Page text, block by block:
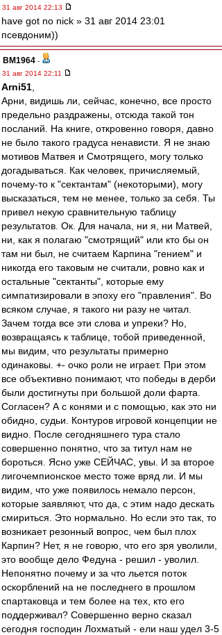
31 авг 2014 22:13
have got no nick » 31 авг 2014 23:01
псевдоним))
BM1964 -
31 авг 2014 22:11
Arni51
Арни, видишь ли, сейчас, конечно, все просто
предельно раздражены, отсюда такой тон
посланий. На книге, откровенно говоря, давно
не было такого градуса ненависти. Я не знаю
мотивов Матвея и Смотрящего, могу только
догадываться. Как человек, причисляемый,
почему-то к "сектантам" (некоторыми), могу
высказаться, тем не менее, только за себя. Ты
привел некую сравнительную таблицу
результатов. Ок. Для начала, ни я, ни Матвей,
ни, как я полагаю "смотрящий" или кто бы он
там ни был, не считаем Карпина "гением" и
никогда его таковым не считали, ровно как и
остальные "сектанты", которые ему
симпатизировали в эпоху его "правления". Во
всяком случае, я такого ни разу не читал.
Зачем тогда все эти слова и упреки? Но,
возвращаясь к таблице, тобой приведенной,
мы видим, что результаты примерно
одинаковы. +- очко роли не играет. При этом
все объективно понимают, что победы в дерби
были достигнуты при большой доли фарта.
Согласен? А с конями и с помощью, как это ни
обидно, судьи. Контуров игровой концепции не
видно. После сегодняшнего тура стало
совершенно понятно, что за титул нам не
бороться. Ясно уже СЕЙЧАС, увы. И за второе
лигочемпионское место тоже вряд ли. И мы
видим, что уже появилось немало персон,
которые заявляют, что да, с этим надо дескать
смириться. Это нормально. Но если это так, то
возникает резонный вопрос, чем был плох
Карпин? Нет, я не говорю, что его зря уволили,
это вообще дело Федуна - решил - уволил.
Непонятно почему и за что льется поток
оскорблений на не последнего в прошлом
спартаковца и тем более на тех, кто его
поддерживал? Совершенно верно сказал
сегодня господин Лохматый - ели наш удел 3-5